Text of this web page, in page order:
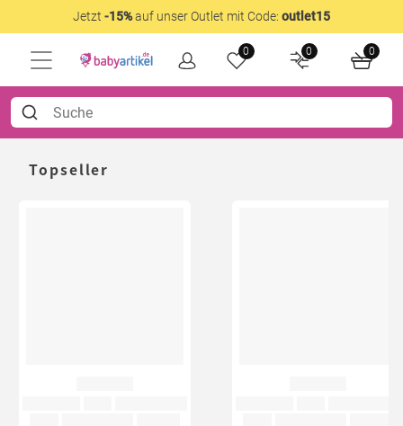
Jetzt -15%auf unser Outlet mit Code: outlet15
0 0 0
Topseller